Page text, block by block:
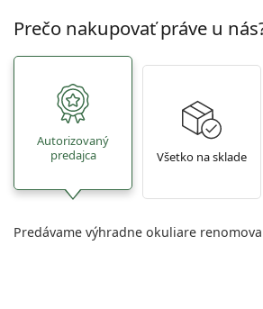
Prečo nakupovať práve u
Autorizovaný
predajca
Všetko na sklade
Predávame výhradne okuliare